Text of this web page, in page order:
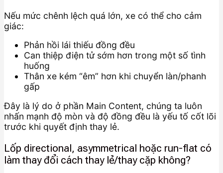
Nếu mức chênh lệch quá lớn, xe có thể cho cảm
giác:
Phản hồi lái thiếu đồng đều
Can thiệp điện tử sớm hơn trong một số tình
huống
Thân xe kém “êm” hơn khi chuyển làn/phanh
gấp
Đây là lý do ở phần Main Content, chúng ta luôn
nhấn mạnh độ mòn và độ đồng đều là yếu tố cốt lõi
trước khi quyết định thay lẻ.
Lốp directional, asymmetrical hoặc run-flat có
làm thay đổi cách thay lẻ/thay cặp không?